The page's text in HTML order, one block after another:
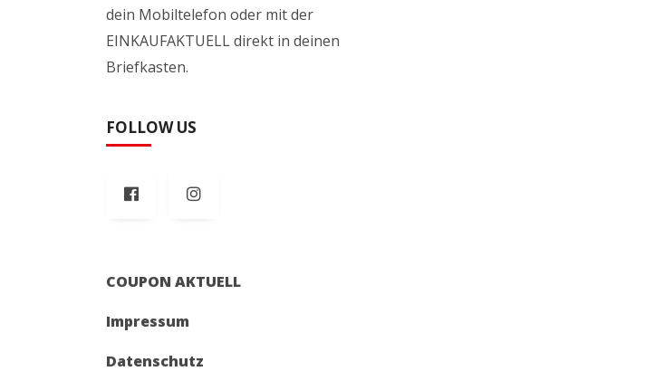
dein Mobiltelefon oder mit der
EINKAUFAKTUELL direkt in deinen
Briefkasten.
FOLLOW US
COUPON AKTUELL
Impressum
Datenschutz